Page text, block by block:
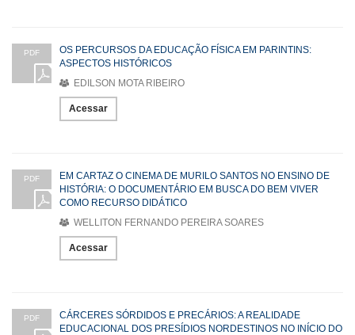
PDF
OS PERCURSOS DA EDUCAÇÃO FÍSICA EM PARINTINS:
ASPECTOS HISTÓRICOS
EDILSON MOTA RIBEIRO
Acessar
PDF
EM CARTAZ O CINEMA DE MURILO SANTOS NO ENSINO DE
HISTÓRIA: O DOCUMENTÁRIO EM BUSCA DO BEM VIVER
COMO RECURSO DIDÁTICO
WELLITON FERNANDO PEREIRA SOARES
Acessar
PDF
CÁRCERES SÓRDIDOS E PRECÁRIOS: A REALIDADE
EDUCACIONAL DOS PRESÍDIOS NORDESTINOS NO INÍCIO DO